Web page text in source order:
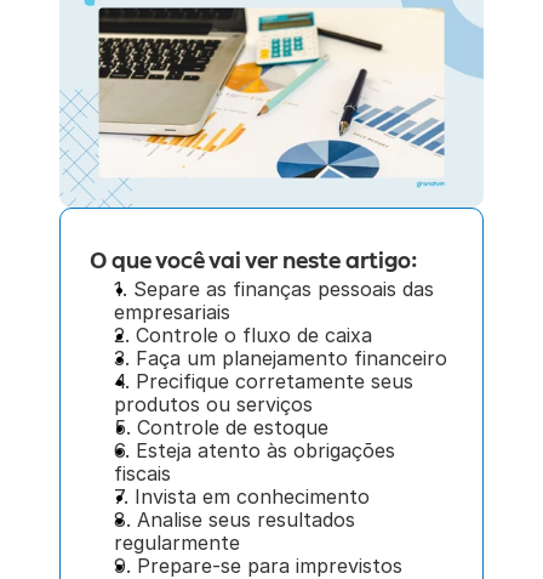
O que você vai ver neste artigo:
1. Separe as finanças pessoais das
empresariais
2. Controle o fluxo de caixa
3. Faça um planejamento financeiro
4. Precifique corretamente seus
produtos ou serviços
5. Controle de estoque
6. Esteja atento às obrigações
fiscais
7. Invista em conhecimento
8. Analise seus resultados
regularmente
9. Prepare-se para imprevistos